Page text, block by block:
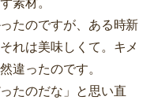
たのですが、ある時新
れは美味しくて。キメ
違ったのです。
たのだな」と思い直